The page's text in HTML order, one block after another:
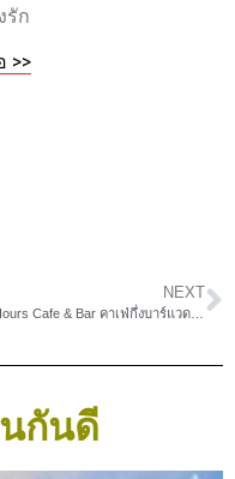
รัก
>>
NEXT
360 Hours Cafe & Bar คาเฟ่กึ่งบาร์แวดล้อมด้วยธรรมชาติ
กันดี